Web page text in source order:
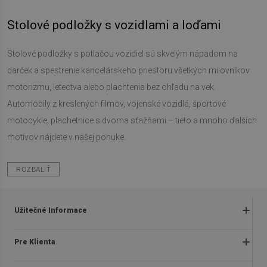
Stolové podložky s vozidlami a loďami
Stolové podložky s potlačou vozidiel sú skvelým nápadom na
darček a spestrenie kancelárskeho priestoru všetkých milovníkov
motorizmu, letectva alebo plachtenia bez ohľadu na vek.
Automobily z kreslených filmov, vojenské vozidlá, športové
motocykle, plachetnice s dvoma sťažňami – tieto a mnoho ďalších
motívov nájdete v našej ponuke.
ROZBALIŤ
Užitečné Informace
Obchodné podmienky
Pre Klienta